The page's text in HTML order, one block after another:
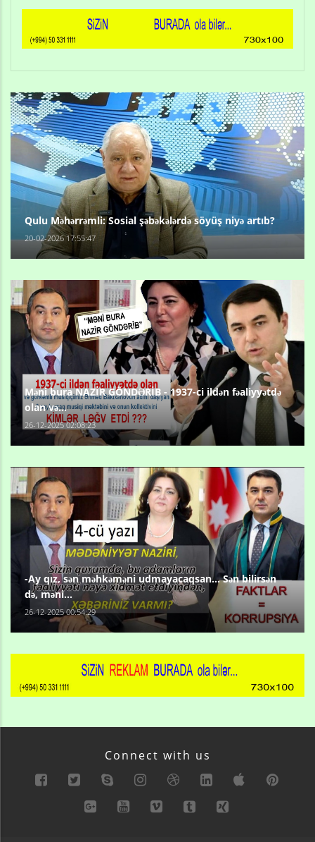
Qulu Məhərrəmli: Sosial şəbəkələrdə söyüş niyə artıb?
20-02-2026 17:55:47
Məni bura NAZİR GÖNDƏRİB - 1937-ci ildən fəaliyyətdə
olan və...
26-12-2025 02:08:23
-Ay qız, sən məhkəməni udmayacaqsan... Sən bilirsən
də, məni...
26-12-2025 00:54:29
Connect with us